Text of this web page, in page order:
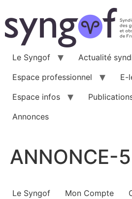
au
contenu
Le Syngof
Actualité
Espace professionnel
E-
Espace infos
Annonces
ANNONCE-
Le Syngof Mon Compte